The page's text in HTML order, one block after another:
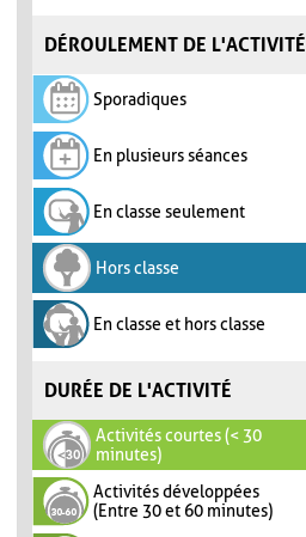
DÉROULEMENT DE L'ACTIVITÉ
Sporadiques
En plusieurs séances
En classe seulement
Hors classe
En classe et hors classe
DURÉE DE L'ACTIVITÉ
Activités courtes (< 30
minutes)
Activités développées
(Entre 30 et 60 minutes)